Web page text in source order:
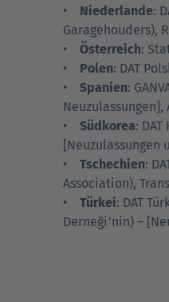
• Niederlande:
Garagehouders),
• Österreich:
• Polen: DAT
• Spanien:
Neuzulassungen],
• Südkorea:
[Neuzulassungen
• Tschechien:
Association),
• Türkei: DAT
Derneği'nin) –